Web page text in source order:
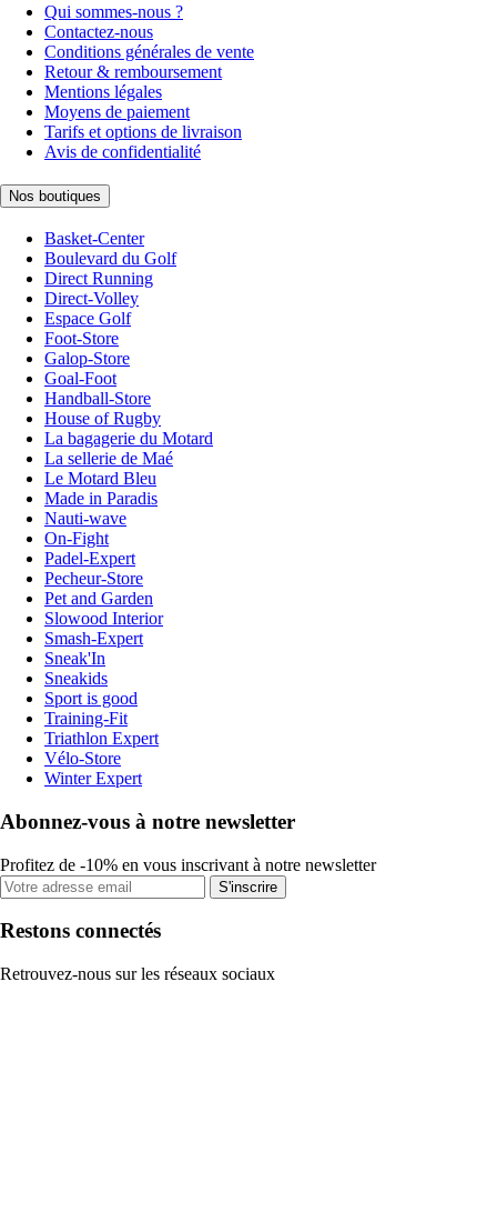
Qui sommes-nous ?
Contactez-nous
Conditions générales de vente
Retour & remboursement
Mentions légales
Moyens de paiement
Tarifs et options de livraison
Avis de confidentialité
Nos boutiques
Basket-Center
Boulevard du Golf
Direct Running
Direct-Volley
Espace Golf
Foot-Store
Galop-Store
Goal-Foot
Handball-Store
House of Rugby
La bagagerie du Motard
La sellerie de Maé
Le Motard Bleu
Made in Paradis
Nauti-wave
On-Fight
Padel-Expert
Pecheur-Store
Pet and Garden
Slowood Interior
Smash-Expert
Sneak'In
Sneakids
Sport is good
Training-Fit
Triathlon Expert
Vélo-Store
Winter Expert
Abonnez-vous à notre newsletter
Profitez de -10% en vous inscrivant à notre newsletter
S'inscrire
Restons connectés
Retrouvez-nous sur les réseaux sociaux